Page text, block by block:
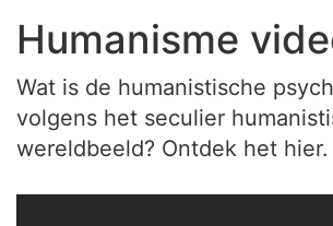
Humanisme
Wat is de humanistische
volgens het seculier
wereldbeeld? Ontdek het hier.